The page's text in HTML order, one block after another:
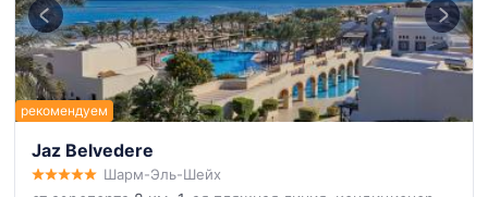
Jaz Belvedere
Шарм-Эль-Шейх